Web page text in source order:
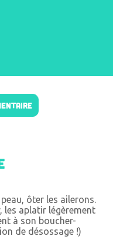
ôter les ailerons.
les aplatir légèrement
à son boucher-
de désossage !)